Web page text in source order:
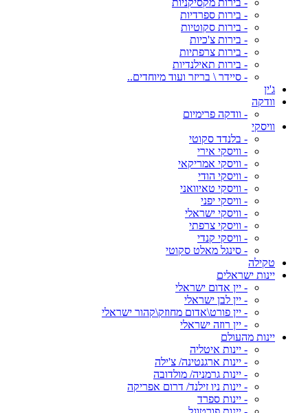
- בירות מקסיקניות
- בירות ספרדיות
- בירות סקוטיות
- בירות צ'כיות
- בירות צרפתיות
- בירות תאילנדיות
- סיידר \ בריזר ועוד מיוחדים..
ג'ין
וודקה
- וודקה פרימיום
וויסקי
- בלנדד סקוטי
- וויסקי אירי
- וויסקי אמריקאי
- וויסקי הודי
- וויסקי טאיוואני
- וויסקי יפני
- וויסקי ישראלי
- וויסקי צרפתי
- וויסקי קנדי
- סינגל מאלט סקוטי
טקילה
יינות ישראלים
- יין אדום ישראלי
- יין לבן ישראלי
- יין פורט\אדום מחוזק\קהור ישראלי
- יין רוזה ישראלי
יינות מהעולם
- יינות איטליה
- יינות ארגנטינה/ צ'ילה
- יינות גרמניה/ מולדובה
- יינות ניו זילנד/ דרום אפריקה
- יינות ספרד